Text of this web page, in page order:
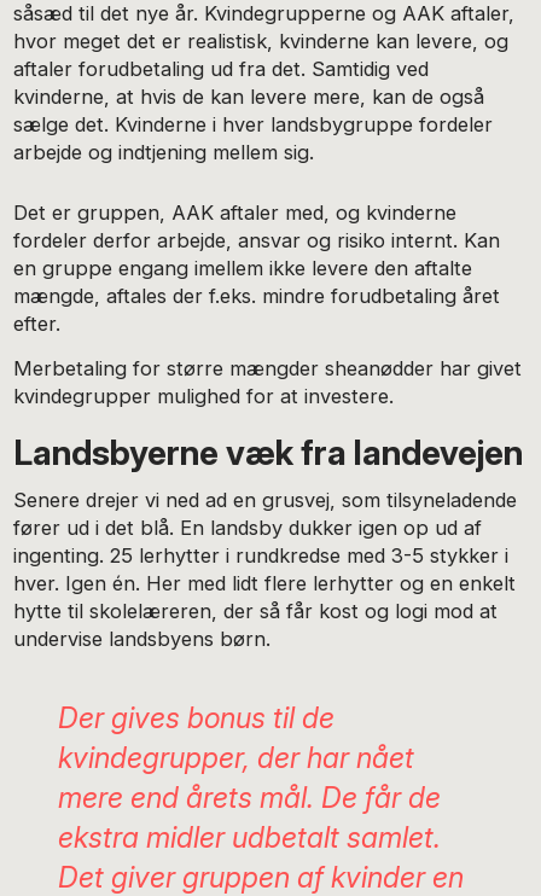
såsæd til det nye år. Kvindegrupperne og AAK aftaler,
hvor meget det er realistisk, kvinderne kan levere, og
aftaler forudbetaling ud fra det. Samtidig ved
kvinderne, at hvis de kan levere mere, kan de også
sælge det. Kvinderne i hver landsbygruppe fordeler
arbejde og indtjening mellem sig.
Det er gruppen, AAK aftaler med, og kvinderne
fordeler derfor arbejde, ansvar og risiko internt. Kan
en gruppe engang imellem ikke levere den aftalte
mængde, aftales der f.eks. mindre forudbetaling året
efter.
Merbetaling for større mængder sheanødder har givet
kvindegrupper mulighed for at investere.
Landsbyerne væk fra landevejen
Senere drejer vi ned ad en grusvej, som tilsyneladende
fører ud i det blå. En landsby dukker igen op ud af
ingenting. 25 lerhytter i rundkredse med 3-5 stykker i
hver. Igen én. Her med lidt flere lerhytter og en enkelt
hytte til skolelæreren, der så får kost og logi mod at
undervise landsbyens børn.
Der gives bonus til de
kvindegrupper, der har nået
mere end årets mål. De får de
ekstra midler udbetalt samlet.
Det giver gruppen af kvinder en